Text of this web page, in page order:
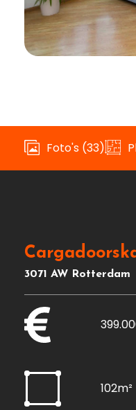
Foto's (33)
3071 AW Rotterdam
102m²